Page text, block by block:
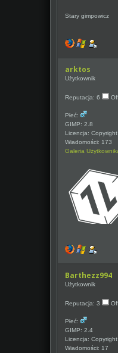
Stary gimpowicz
arktos
Użytkownik
Reputacja: 6
Płeć:
GIMP: 2.8
Licencja: Copyright
Wiadomości: 173
Galeria
Barthezz994
Użytkownik
Reputacja: 3
Płeć:
GIMP: 2.4
Licencja: Copyright
Wiadomości: 17